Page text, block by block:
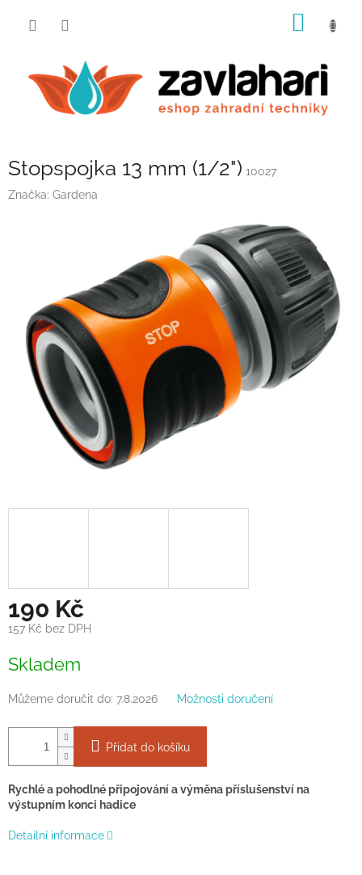
Stopspojka 13 mm (1/2") 10027
Značka: Gardena
190 Kč
157 Kč bez DPH
cena:
Skladem
Můžeme doručit do: 7.8.2026 Možnosti doručení
Přidat do košíku
Rychlé a pohodlné připojování a výměna příslušenství na
výstupním konci hadice
Detailní informace